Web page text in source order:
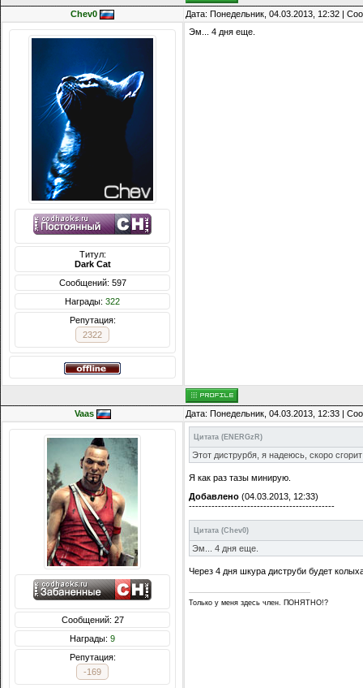
Chev0 Дата: Понедельник, 04.03.2013, 12:32 |
Титул:
Dark Cat
Сообщений: 597
Награды: 322
Репутация:
2322
Эм... 4 дня еще.
Vaas Дата: Понедельник, 04.03.2013, 12:33 |
Сообщений: 27
Награды: 9
Репутация:
-169
Цитата ( ENERGzR)
Этот диструрбя, я надеюсь, скоро
Я как раз тазы минирую.
Добавлено (04.03.2013, 12:33)
---------------------------------------------
Цитата (Chev0)
Эм... 4 дня еще.
Через 4 дня шкура диструби будет
Только у меня здесь член. ПОНЯТНО!?